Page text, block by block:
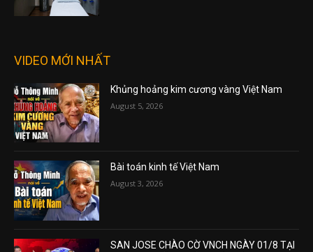
VIDEO MỚI NHẤT
Khủng hoảng kim cương vàng Việt Nam
August 5, 2026
Bài toán kinh tế Việt Nam
August 3, 2026
SAN JOSE CHÀO CỜ VNCH NGÀY 01/8 TẠI